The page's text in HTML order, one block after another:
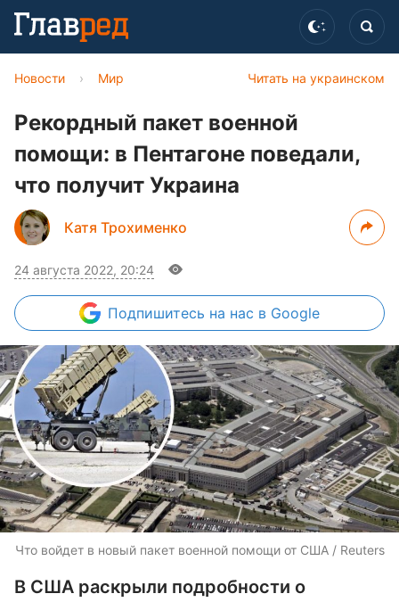
Читать на украинском
Новости › Мир
Рекордный пакет военной
помощи: в Пентагоне поведали,
что получит Украина
Катя Трохименко
24 августа 2022, 20:24
Подпишитесь на нас в Google
Что войдет в новый пакет военной помощи от США / Reuters
В США раскрыли подробности о